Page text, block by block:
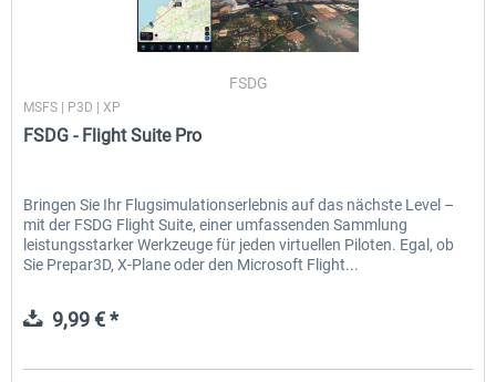
EmergencyDispatcherPro - 24h Free
Trial
0,00 € * 35,69 € *
FSDG
MSFS | P3D | XP
FSDG - Flight Suite Pro
Bringen Sie Ihr Flugsimulationserlebnis auf das nächste Level –
mit der FSDG Flight Suite, einer umfassenden Sammlung
leistungsstarker Werkzeuge für jeden virtuellen Piloten. Egal, ob
Sie Prepar3D, X-Plane oder den Microsoft Flight...
9,99 € *